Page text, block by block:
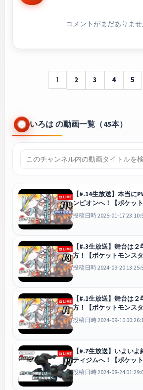
コメントがまだありませ
1 2 3 4 5
いろは の動画一覧（45本）
【#.14生放送】本当に
ンピオンへ！【ポケッ
2・チャレンジモード】
投稿日時 2025-01-17
【#.3生放送】舞台は２
方！【ポケットモンス
レンジモード】
投稿日時 2024-09-20
【#.1生放送】舞台は２
方！【ポケットモンス
レンジモード】
投稿日時 2024-09-10
【#.7生放送】いよいよ
ティジムへ！【ポケッ
ト】
投稿日時 2024-08-24